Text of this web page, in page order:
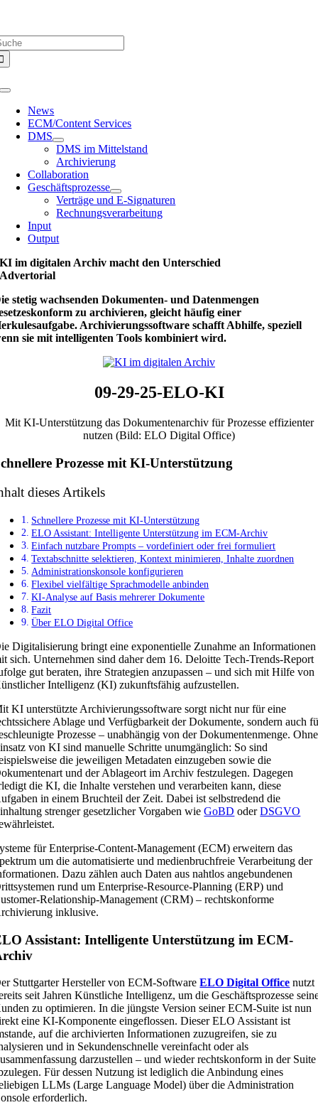
springen
Toggle
Navigation
News
ECM/Content Services
DMS
DMS im Mittelstand
Archivierung
Collaboration
Geschäftsprozesse
Verträge und E-Signaturen
Rechnungsverarbeitung
Input
Output
KI im digitalen Archiv macht den Unterschied
Advertorial
stetig wachsenden Dokumenten- und Datenmengen
zu archivieren, gleicht häufig einer
Archivierungssoftware schafft Abhilfe, speziell
sie mit intelligenten Tools kombiniert wird.
09-29-25-ELO-KI
Mit KI-Unterstützung das Dokumentenarchiv für Prozesse effizienter
nutzen (Bild: ELO Digital Office)
Prozesse mit KI-Unterstützung
dieses Artikels
Schnellere Prozesse mit KI-Unterstützung
ELO Assistant: Intelligente Unterstützung im ECM-Archiv
Einfach nutzbare Prompts – vordefiniert oder frei formuliert
Textabschnitte selektieren, Kontext minimieren, Inhalte zuordnen
Administrationskonsole konfigurieren
Flexibel vielfältige Sprachmodelle anbinden
KI-Analyse auf Basis mehrerer Dokumente
Fazit
Über ELO Digital Office
Digitalisierung bringt eine exponentielle Zunahme an Informationen
sich. Unternehmen sind daher dem 16. Deloitte Tech-Trends-Report
gut beraten, ihre Strategien anzupassen – und sich mit Hilfe von
Intelligenz (KI) zukunftsfähig aufzustellen.
KI unterstützte Archivierungssoftware sorgt nicht nur für eine
Ablage und Verfügbarkeit der Dokumente, sondern auch
Prozesse – unabhängig von der Dokumentenmenge. Ohne
von KI sind manuelle Schritte unumgänglich: So sind
die jeweiligen Metadaten einzugeben sowie die
und der Ablageort im Archiv festzulegen. Dagegen
die KI, die Inhalte verstehen und verarbeiten kann, diese
in einem Bruchteil der Zeit. Dabei ist selbstredend die
strenger gesetzlicher Vorgaben wieGoBD oderDSGVO
für Enterprise-Content-Management (ECM) erweitern das
um die automatisierte und medienbruchfreie Verarbeitung der
Dazu zählen auch Daten aus nahtlos angebundenen
rund um Enterprise-Resource-Planning (ERP) und
Relationship-Management (CRM) – rechtskonforme
inklusive.
Assistant: Intelligente Unterstützung im ECM-
Stuttgarter Hersteller von ECM-SoftwareELO Digital Office nutzt
seit Jahren Künstliche Intelligenz, um die Geschäftsprozesse
zu optimieren. In die jüngste Version seiner ECM-Suite ist nun
eine KI-Komponente eingeflossen. Dieser ELO Assistant ist
auf die archivierten Informationen zuzugreifen, sie zu
und in Sekundenschnelle vereinfacht oder als
darzustellen – und wieder rechtskonform in der Suite
Für dessen Nutzung ist lediglich die Anbindung eines
LLMs (Large Language Model) über die Administration
erforderlich.